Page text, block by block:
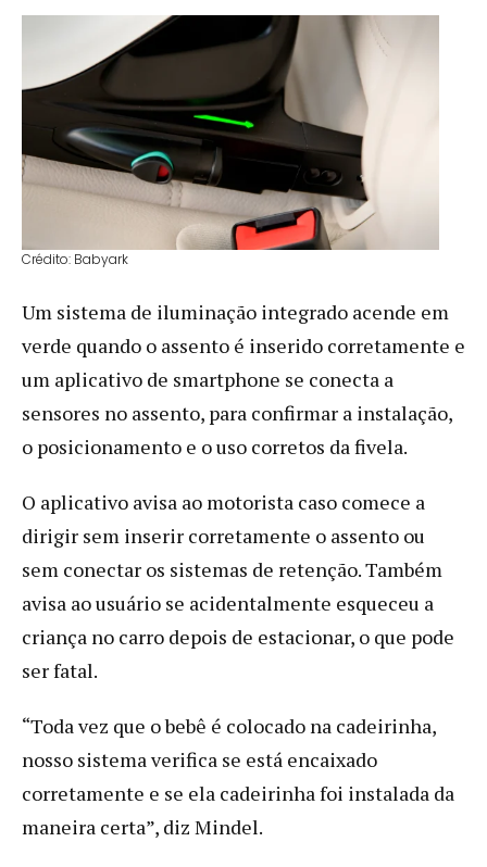
Crédito: Babyark
Um sistema de iluminação integrado acende em
verde quando o assento é inserido corretamente e
um aplicativo de smartphone se conecta a
sensores no assento, para confirmar a instalação,
o posicionamento e o uso corretos da fivela.
O aplicativo avisa ao motorista caso comece a
dirigir sem inserir corretamente o assento ou
sem conectar os sistemas de retenção. Também
avisa ao usuário se acidentalmente esqueceu a
criança no carro depois de estacionar, o que pode
ser fatal.
“Toda vez que o bebê é colocado na cadeirinha,
nosso sistema verifica se está encaixado
corretamente e se ela cadeirinha foi instalada da
maneira certa”, diz Mindel.